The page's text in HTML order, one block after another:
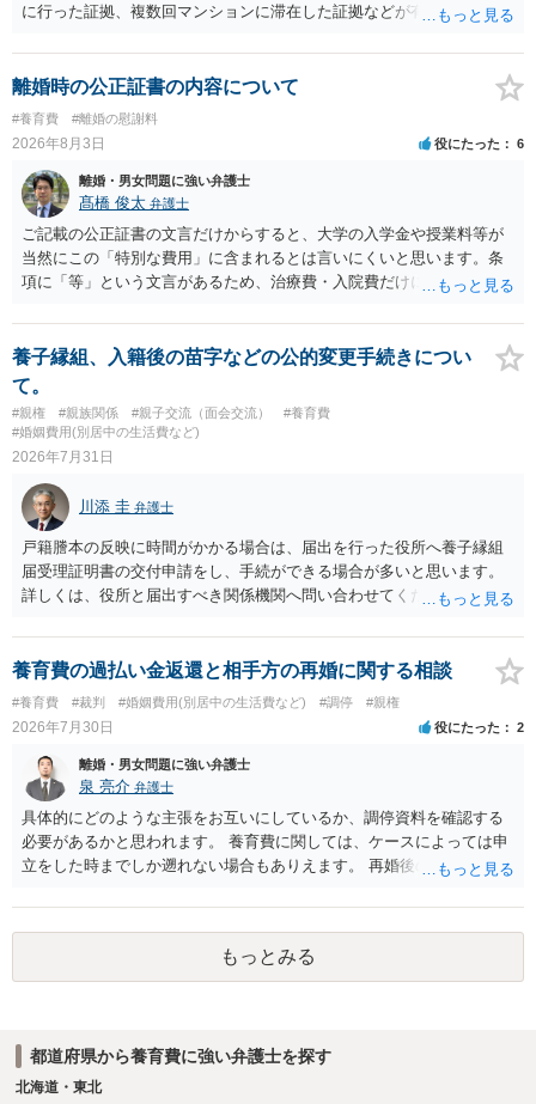
に行った証拠、複数回マンションに滞在した証拠などが有効です。 不
婚する、慰謝料をとるなど）ことができると思われます。 ただし、不
貞発覚後、長期間同居を続けると、不貞を許したとの評価につながる
離婚時の公正証書の内容について
#養育費 #離婚の慰謝料
2026年8月3日 役にたった 6
離婚・男女問題に強い弁護士
髙橋 俊太 弁護士
ご記載の公正証書の文言だけからすると、大学の入学金や授業料等が
当然にこの「特別な費用」に含まれるとは言いにくいと思います。条
項に「等」という文言があるため、治療費・入院費だけに限定される
れていますので、通常は、病気や事故によって臨時に必要となった医
療費その他これに類する特別支出を念頭に置いた条項と読むのが自然
です。したがって、大学の入学金、授業料、受験費用などの教育費に
ついてまで、「この条項があるから当然に半額を請求できる」とまで
は言いにくいと思われます。なお、通常、大学進学費用をどこまで負
担すべきかについては、離婚時の合意内容のほか、子どもの年齢、大
や費用などを踏まえて個別に検討することになります。公正証書の他
の条項において、養育費の終期についてどのように定められている
か、大学進学に関する定めの有無、「教育費」「進学費用」に関する
定めの有無等について確認する必要があると考えられます。
養子縁組、入籍後の苗字などの公的変更手続きについ
て。
#親権 #親族関係 #親子交流（面会交流）
#養育費
#婚姻費用(別居中の生活費など)
2026年7月31日
川添 圭 弁護士
戸籍謄本の反映に時間がかかる場合は、届出を行った役所へ養子縁組
届受理証明書の交付申請をし、手続ができる場合が多いと思います。
詳しくは、役所と届出すべき関係機関へ問い合わせてください。
養育費の過払い金返還と相手方の再婚に関する相談
#養育費 #裁判 #婚姻費用(別居中の生活費など) #調停 #親権
2026年7月30日 役にたった 2
離婚・男女問題に強い弁護士
泉 亮介 弁護士
具体的にどのような主張をお互いにしているか、調停資料を確認する
必要があるかと思われます。 養育費に関しては、ケースによっては申
立をした時までしか遡れない場合もありえます。 再婚後の相手方の行
養育費に関するやりとり等があればそちらについても確認する必要が
あるでしょう。 公開相談の場での回答よりも個別に弁護士にご相談さ
れることをお勧めいたします。もっとみる
都道府県から養育費に強い弁護士を探す
北海道・東北